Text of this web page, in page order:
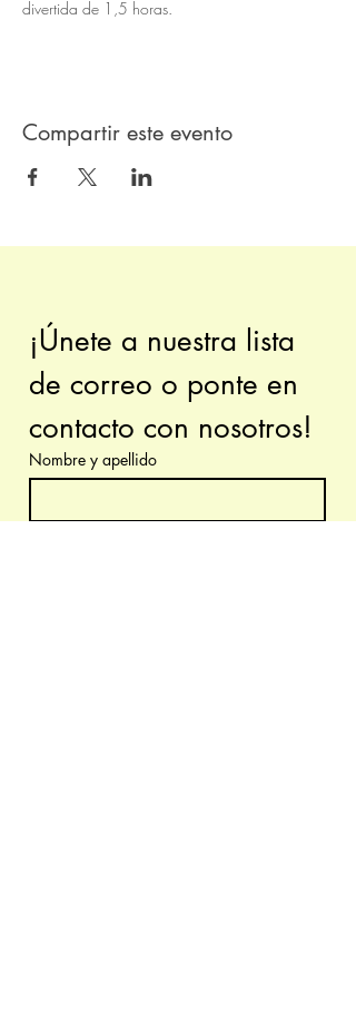
divertida de 1,5 horas.
Compartir este evento
¡Únete a nuestra lista
de correo o ponte en
contacto con nosotros!
Nombre y apellido